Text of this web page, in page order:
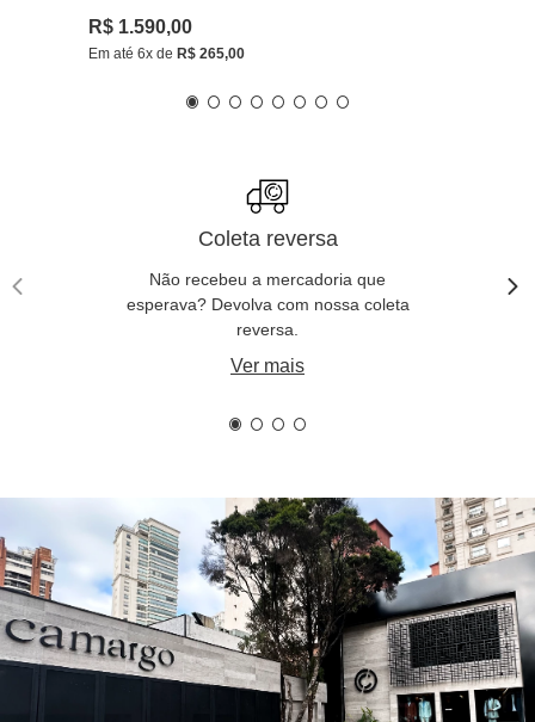
R$ 1.590,00
Em até 6x de R$ 265,00
Coleta reversa
Não recebeu a mercadoria que
esperava? Devolva com nossa coleta
reversa.
Ver mais